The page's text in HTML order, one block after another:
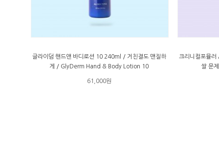
글라이덤 핸드앤 바디로션 10 240ml / 거친결도 맨질하
게 / GlyDerm Hand & Body Lotion 10
61,000원
크리니컬포뮬
쌀 문